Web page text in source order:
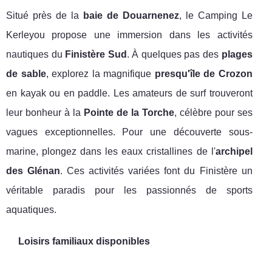
Situé près de la baie de Douarnenez, le Camping Le
Kerleyou propose une immersion dans les activités
nautiques du Finistère Sud . À quelques pas des plages
de sable, explorez la magnifique presqu'île de Crozon
en kayak ou en paddle. Les amateurs de surf trouveront
leur bonheur à la Pointe de la Torche, célèbre pour ses
vagues exceptionnelles. Pour une découverte sous-
marine, plongez dans les eaux cristallines de l'archipel
des Glénan. Ces activités variées font du Finistère un
véritable paradis pour les passionnés de sports
aquatiques.
Loisirs familiaux disponibles